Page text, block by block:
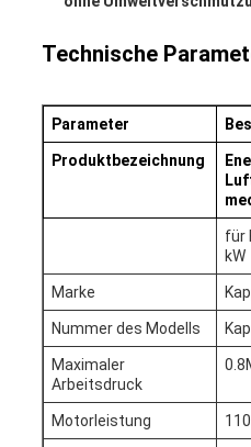
Technische
Parameter
Produktbezeichnung
für
kW
Marke
Nummer des Modells
Maximaler
Arbeitsdruck
Motorleistung